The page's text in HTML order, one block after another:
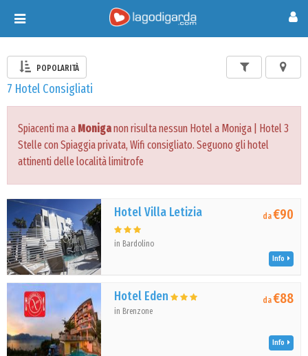
Toggle
navigation
POPOLARITÀ
7 Hotel Consigliati
Spiacenti ma a Moniganon risulta nessun Hotel a Moniga | Hotel 3
Stelle con Spiaggia privata, Wifi consigliato. Seguono gli hotel
attinenti delle località limitrofe
Hotel Villa Letizia
in Bardolino
da€90
Info
Hotel Eden
in Brenzone
da€88
Info